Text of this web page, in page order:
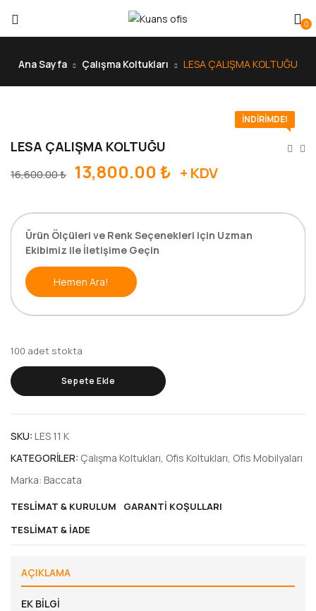
0
Ana Sayfa Çalışma Koltukları LESA ÇALIŞMA KOLTUĞU
İNDIRIMDE!
LESA ÇALIŞMA KOLTUĞU
16,600.00₺ 13,800.00 ₺ + KDV
Ürün Ölçüleri ve Renk Seçenekleri için Uzman
Ekibimiz ile İletişime Geçin
Hemen Ara!
100 adet stokta
Sepete Ekle
SKU: LES 11 K
KATEGORILER: Çalışma Koltukları, Ofis Koltukları, Ofis Mobilyaları
Marka: Baccata
TESLIMAT & KURULUM
GARANTI KOŞULLARI
TESLIMAT & İADE
AÇIKLAMA
EK BILGI